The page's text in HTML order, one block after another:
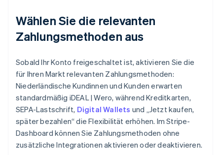
Wählen Sie die relevanten
Zahlungsmethoden aus
Sobald Ihr Konto freigeschaltet ist, aktivieren Sie die
für Ihren Markt relevanten Zahlungsmethoden:
Niederländische Kundinnen und Kunden erwarten
standardmäßig iDEAL | Wero, während Kreditkarten,
SEPA-Lastschrift, Digital Wallets und „Jetzt kaufen,
später bezahlen“ die Flexibilität erhöhen. Im Stripe-
Dashboard können Sie Zahlungsmethoden ohne
zusätzliche Integrationen aktivieren oder deaktivieren.